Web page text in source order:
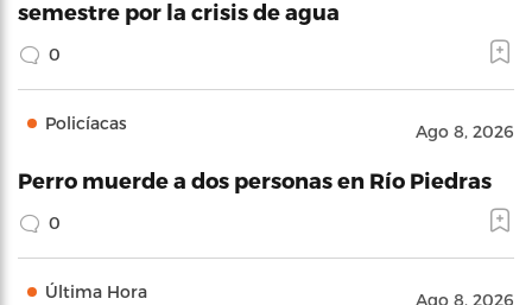
semestre por la crisis de agua
0
Policíacas Ago 8, 2026
Perro muerde a dos personas en Río Piedras
0
Última Hora Ago 8, 2026